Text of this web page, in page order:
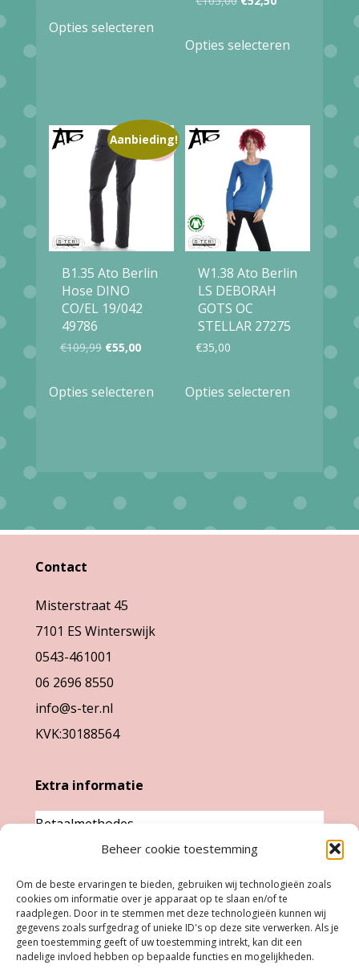
Beheer cookie toestemming
Om de beste ervaringen te bieden, gebruiken wij technologieën zoals
cookies om informatie over je apparaat op te slaan en/of te
raadplegen. Door in te stemmen met deze technologieën kunnen wij
gegevens zoals surfgedrag of unieke ID's op deze site verwerken. Als je
geen toestemming geeft of uw toestemming intrekt, kan dit een
nadelige invloed hebben op bepaalde functies en mogelijkheden.
was:
is:
Opties selecteren
product
variaties.
Deze
gekozen
worden
op
productpagina
was:
is:
Opties selecteren
product
meerdere
gekozen
Aanbieding!
B1.35 Ato Berlin
Hose DINO
CO/EL 19/042
49786
€109,99 Oorspronkelijke
was:
€55,00Huidige
is:
Opties selecteren
product
variaties.
Deze
optie
op
W1.38 Ato Berlin
LS DEBORAH
GOTS OC
STELLAR 27275
€35,00
Opties selecteren
product
variaties.
Deze
optie
Contact
Misterstraat 45
7101 ES Winterswijk
0543-461001
06 2696 8550
info@s-ter.nl
KVK:30188564
Extra informatie
Betaalmethodes
Garantie & klachten
verzendkosten
Retourneren
Openingstijden